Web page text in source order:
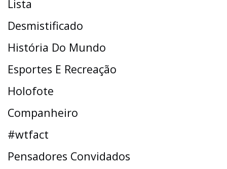
Lista
Desmistificado
História Do Mundo
Esportes E Recreação
Holofote
Companheiro
#wtfact
Pensadores Convidados